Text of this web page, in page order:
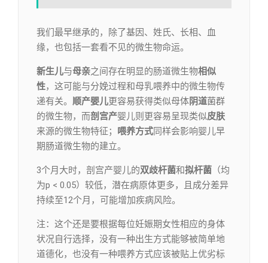
我们最早继承的，除了基因、姓氏、长相、血
缘，也包括一套看不见的微生物命运。
新生儿与母亲之间存在明显的肠道微生物相似
性，这可能与分娩过程和母乳喂养中的微生物传
递有关。 顺产婴儿更容易获得类似母体阴道菌群
的微生物，而剖宫产婴儿则更容易呈现类似皮肤
来源的微生物特征； 喂养方式同样会影响婴儿早
期肠道微生物的建立。
3个月大时，剖宫产婴儿的双歧杆菌和拟杆菌 （均
为p < 0.05）较低，潜在病原体更多，且成分差异
持续至12个月，可能增加疾病风险。
注：这个还是要根据每位妊娠期女性相应的身体
状况自行选择，没有一种出生方式能够被简单地
道德化，也没有一种喂养方式应该被贴上优劣标